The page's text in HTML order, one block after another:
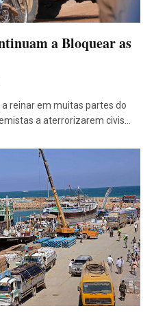
a Bloquear as
a reinar em muitas partes do
a aterrorizarem civis…